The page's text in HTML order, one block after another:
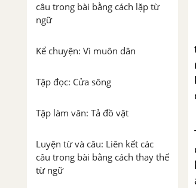
câu trong bài bằng cách lặp từ
ngữ
Kể chuyện: Vì muôn dân
Tập đọc: Cửa sông
Tập làm văn: Tả đồ vật
Luyện từ và câu: Liên kết các
câu trong bài bằng cách thay thế
từ ngữ